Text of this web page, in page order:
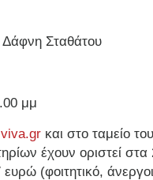
Σταθάτου
μμ
viva.gr και στο ταμείο
έχουν οριστεί
ευρώ (φοιτητικό,